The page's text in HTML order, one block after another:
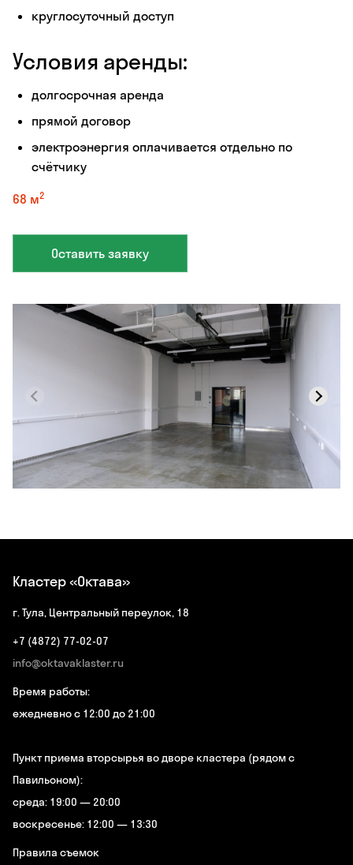
круглосуточный доступ
Условия аренды:
долгосрочная аренда
прямой договор
электроэнергия оплачивается отдельно по
счётчику
68 м2
Оставить заявку
Кластер «Октава»
г. Тула, Центральный переулок, 18
+7 (4872) 77-02-07
info@oktavaklaster.ru
Время работы:
ежедневно с 12:00 до 21:00
Пункт приема вторсырья во дворе кластера (рядом с
Павильоном):
среда: 19:00 — 20:00
воскресенье: 12:00 — 13:30
Правила съемок